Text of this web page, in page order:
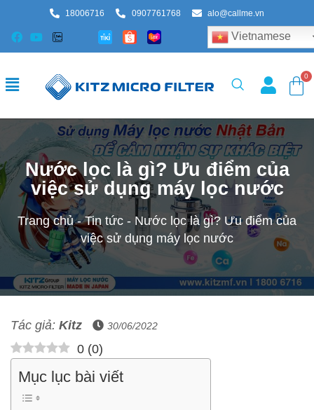
18006716 0907761768 alo@callme.vn
Vietnamese
Nước lọc là gì? Ưu điểm của
việc sử dụng máy lọc nước
Trang chủ-Tin tức - Nước lọc là gì? Ưu điểm của
việc sử dụng máy lọc nước
Tác giả: Kitz 30/06/2022
0 (0)
Mục lục bài viết